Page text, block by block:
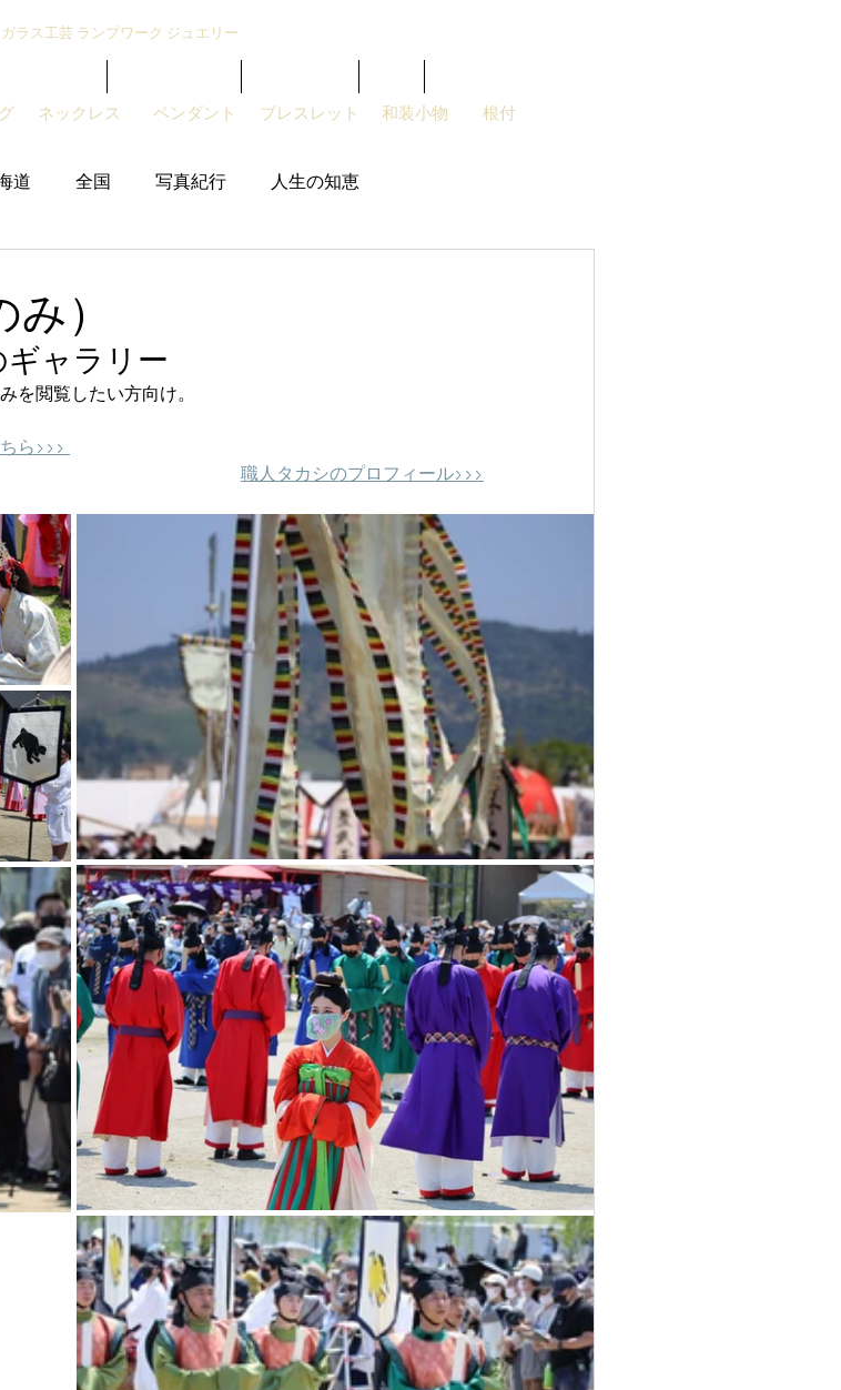
ラス工芸 ランプワーク ジュエリー
ネックレス ペンダント ブレスレット 和装小物 根付
道 全国 写真紀行 人生の知恵
）
ャラリー
を閲覧したい方向け。
ら>>>
職人タカシのプロフィール>>>